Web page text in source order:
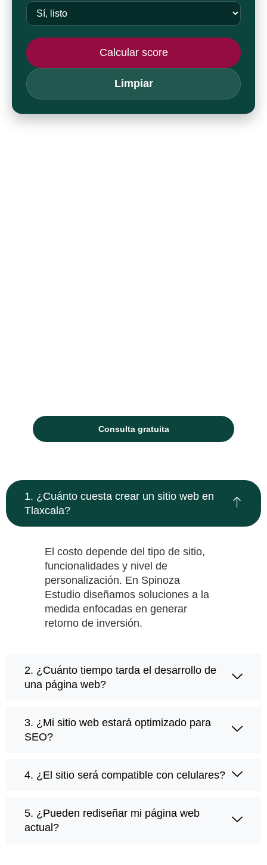
Calcular score
Limpiar
Consulta gratuita
1. ¿Cuánto cuesta crear un sitio web en
Tlaxcala?
El costo depende del tipo de sitio,
funcionalidades y nivel de
personalización. En Spinoza
Estudio diseñamos soluciones a la
medida enfocadas en generar
retorno de inversión.
2. ¿Cuánto tiempo tarda el desarrollo de
una página web?
3. ¿Mi sitio web estará optimizado para
SEO?
4. ¿El sitio será compatible con celulares?
5. ¿Pueden rediseñar mi página web
actual?